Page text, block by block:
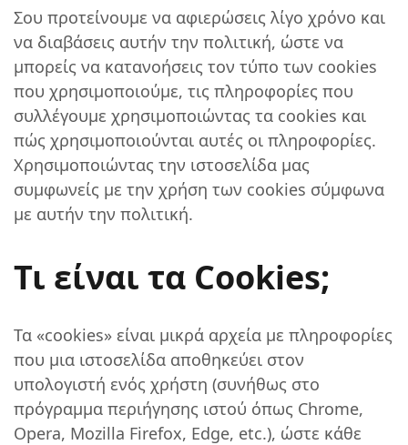
Σου προτείνουμε να αφιερώσεις λίγο χρόνο και
να διαβάσεις αυτήν την πολιτική, ώστε να
μπορείς να κατανοήσεις τον τύπο των cookies
που χρησιμοποιούμε, τις πληροφορίες που
συλλέγουμε χρησιμοποιώντας τα cookies και
πώς χρησιμοποιούνται αυτές οι πληροφορίες.
Χρησιμοποιώντας την ιστοσελίδα μας
συμφωνείς με την χρήση των cookies σύμφωνα
με αυτήν την πολιτική.
Τι είναι τα Cookies;
Τα «cookies» είναι μικρά αρχεία με πληροφορίες
που μια ιστοσελίδα αποθηκεύει στον
υπολογιστή ενός χρήστη (συνήθως στο
πρόγραμμα περιήγησης ιστού όπως Chrome,
Opera, Mozilla Firefox, Edge, etc.), ώστε κάθε